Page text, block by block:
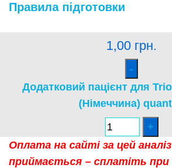
Правила підготовки
1,00 грн.
Додатковий пацієнт для
(Німеччина)
Оплата на сайті за цей
приймається – сплатіть при